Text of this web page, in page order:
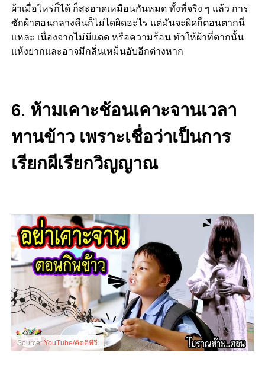
ผ้าเมื่อไหร่ก็ได้ ก็สะอาดเหมือนกันหมด ทั้งที่จริง ๆ แล้ว การ
ซักผ้าตอนกลางคืนก็ไม่ไดผิดอะไร แต่มันจะผิดก็ตอนตากนี่
แหละ เนื่องจากไม่มีแดด หรือความร้อน ทำให้ผ้าที่ตากนั้น
แห้งยากและอาจมีกลิ่นเหม็นอับอีกต่างหาก
6. ห้ามเคาะช้อนเคาะจานเวลา
ทานข้าว เพราะเชื่อว่าเป็นการ
เรียกผีเรียกวิญญาณ
Source: YouTube/คิดดีทีวี